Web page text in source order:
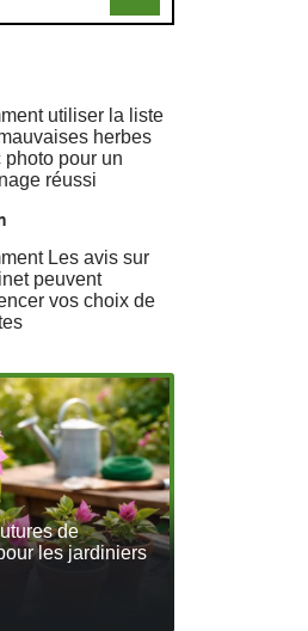
utiliser la liste
herbes
photo pour un
réussi
Les avis sur
peuvent
vos choix de
de
les jardiniers